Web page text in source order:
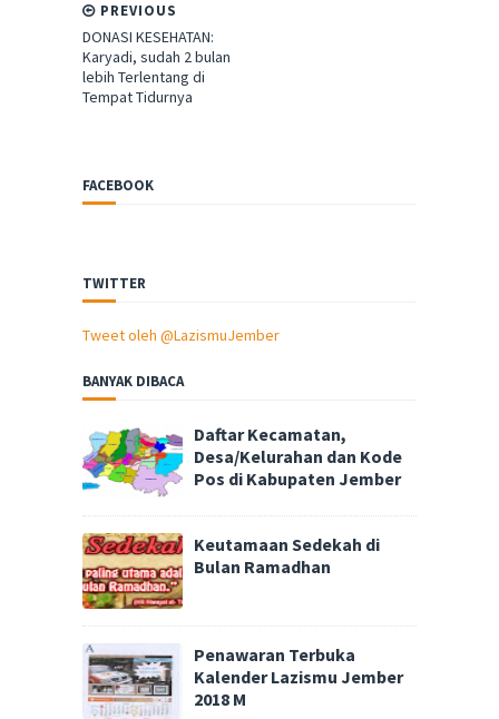
PREVIOUS
DONASI KESEHATAN:
Karyadi, sudah 2 bulan
lebih Terlentang di
Tempat Tidurnya
FACEBOOK
TWITTER
Tweet oleh @LazismuJember
BANYAK DIBACA
Daftar Kecamatan,
Desa/Kelurahan dan Kode
Pos di Kabupaten Jember
Keutamaan Sedekah di
Bulan Ramadhan
Penawaran Terbuka
Kalender Lazismu Jember
2018 M